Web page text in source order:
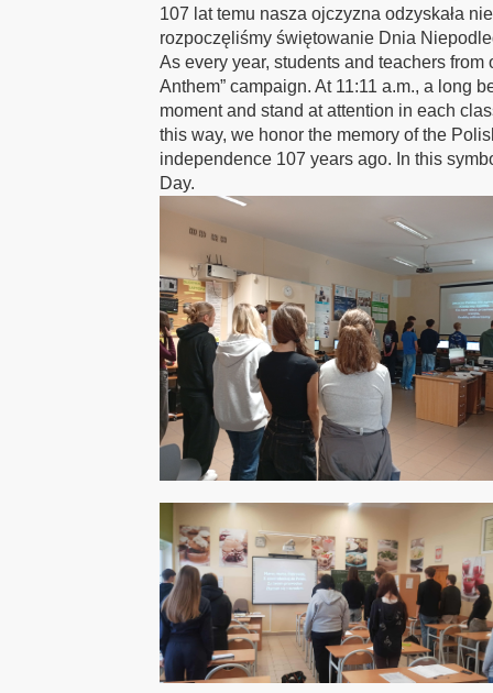
107 lat temu nasza ojczyzna odzyskała
rozpoczęliśmy świętowanie Dnia
As every year, students and teachers
Anthem” campaign. At 11:11 a.m., a long
moment and stand at attention in each
this way, we honor the memory of the
independence 107 years ago. In this
Day.